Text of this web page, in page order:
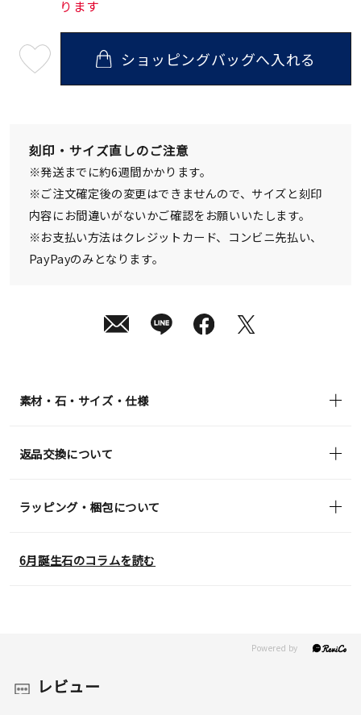
ります
08
送
¥19,800 (tax
in)
ショッピングバッグへ入れる
刻印・サイズ直しのご注意
※発送までに約6週間かかります。
※ご注文確定後の変更はできませんので、サイズと刻印
内容にお間違いがないかご確認をお願いいたします。
※お支払い方法はクレジットカード、コンビニ先払い、
PayPayのみとなります。
素材・石・サイズ・仕様
返品交換について
ラッピング・梱包について
6月誕生石のコラムを読む
レビュー